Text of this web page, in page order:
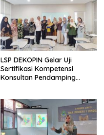
LSP DEKOPIN Gelar Uji
Sertifikasi Kompetensi
Konsultan Pendamping